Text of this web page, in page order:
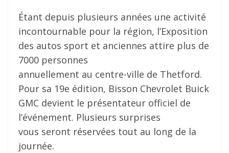
Étant depuis plusieurs années une activité
incontournable pour la région, l’Exposition
des autos sport et anciennes attire plus de
7000 personnes
annuellement au centre-ville de Thetford.
Pour sa 19e édition, Bisson Chevrolet Buick
GMC devient le présentateur officiel de
l’événement. Plusieurs surprises
vous seront réservées tout au long de la
journée.